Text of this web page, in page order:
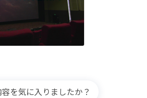
容を気に入りましたか？